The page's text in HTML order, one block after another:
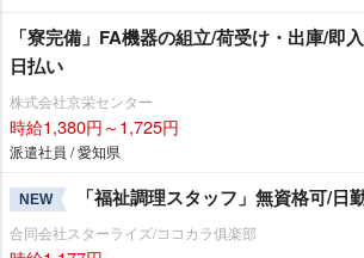
「寮完備」FA機器の組立/荷受け・出庫/即
日払い
株式会社京栄センター
時給1,380円～1,725円
派遣社員 / 愛知県
NEW 「福祉調理スタッフ」無資格可/日
合同会社スターライズ/ココカラ俱楽部